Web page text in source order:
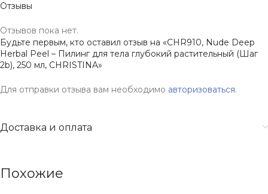
Отзывы
Отзывов пока нет.
Будьте первым, кто оставил отзыв на «CHR910, Nude Deep
Herbal Peel – Пилинг для тела глубокий растительный (Шаг
2b), 250 мл, CHRISTINA»
Для отправки отзыва вам необходимо авторизоваться.
Доставка и оплата
Похожие